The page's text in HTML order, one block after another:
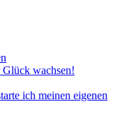
wachsen!
ich meinen eigenen